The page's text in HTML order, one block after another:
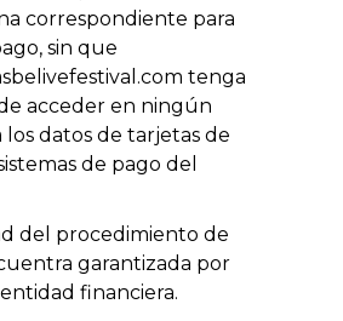
correspondiente para
sin que
tenga
acceder en ningún
datos de tarjetas de
de pago del
del procedimiento de
garantizada por
financiera.